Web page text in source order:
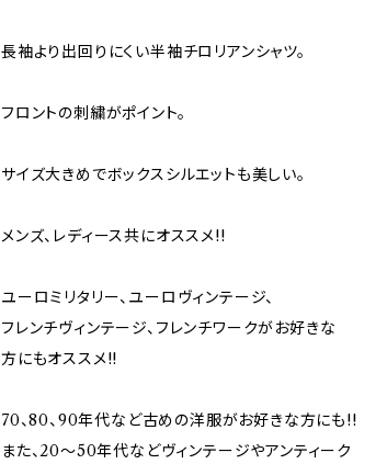
長袖より出回りにくい半袖チロリアンシャツ。
フロントの刺繍がポイント。
サイズ大きめでボックスシルエットも美しい。
メンズ、レディース共にオススメ!!
ユーロミリタリー、ユーロヴィンテージ、
フレンチヴィンテージ、フレンチワークがお好きな
方にもオススメ!!
70、80、90年代など古めの洋服がお好きな方にも!!
また、20～50年代などヴィンテージやアンティーク